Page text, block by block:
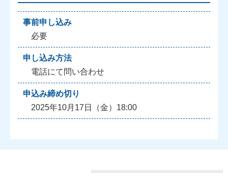
事前申し込み
必要
申し込み方法
電話にて問い合わせ
申込み締め切り
2025年10月17日（金）18:00